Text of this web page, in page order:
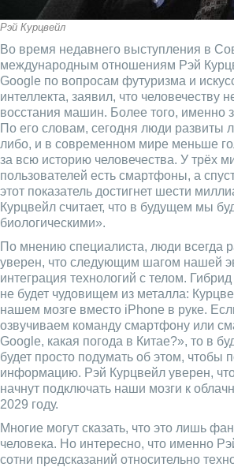
Рэй Курцвейл
Во время недавнего выступления в
международным отношениям Рэй
Google по вопросам футуризма и
интеллекта, заявил, что человечеству
восстания машин. Более того,
По его словам, сегодня люди развиты
либо, и в современном мире меньше
за всю историю человечества. У трёх
пользователей есть смартфоны, а
этот показатель достигнет шести
Курцвейл считает, что в будущем мы
биологическими».
По мнению специалиста, люди всегда
уверен, что следующим шагом нашей
интеграция технологий с телом.
не будет чудовищем из металла:
нашем мозге вместо iPhone в руке.
озвучиваем команду смартфону или
Google, какая погода в Китае?», то в
будет просто подумать об этом, чтобы
информацию. Рэй Курцвейл уверен,
начнут подключать наши мозги к
2029 году.
Многие могут сказать, что это лишь
человека. Но интересно, что именно
сотни предсказаний относительно